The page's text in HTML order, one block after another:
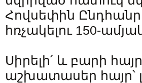
Հովսեփին
հռչակելու 150-
Սիրելի՛ և բարի
աշխատասեր հայր՝